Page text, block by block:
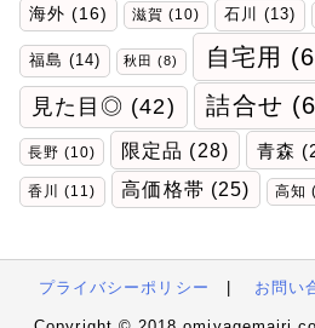
海外 (16) 滋賀 (10) 石川 (13)
福島 (14) 秋田 (8) 自宅用
見た目◎ (42) 詰合せ
長野 (10) 限定品 (28) 青森
香川 (11) 高価格帯 (25) 高知
プライバシーポリシー お問い